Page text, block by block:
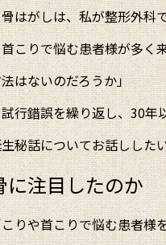
はがしは、私が整形外科
こりで悩む患者様が多く
はないのだろうか」
行錯誤を繰り返し、30
秘話についてお話しした
に注目したのか
りや首こりで悩む患者様